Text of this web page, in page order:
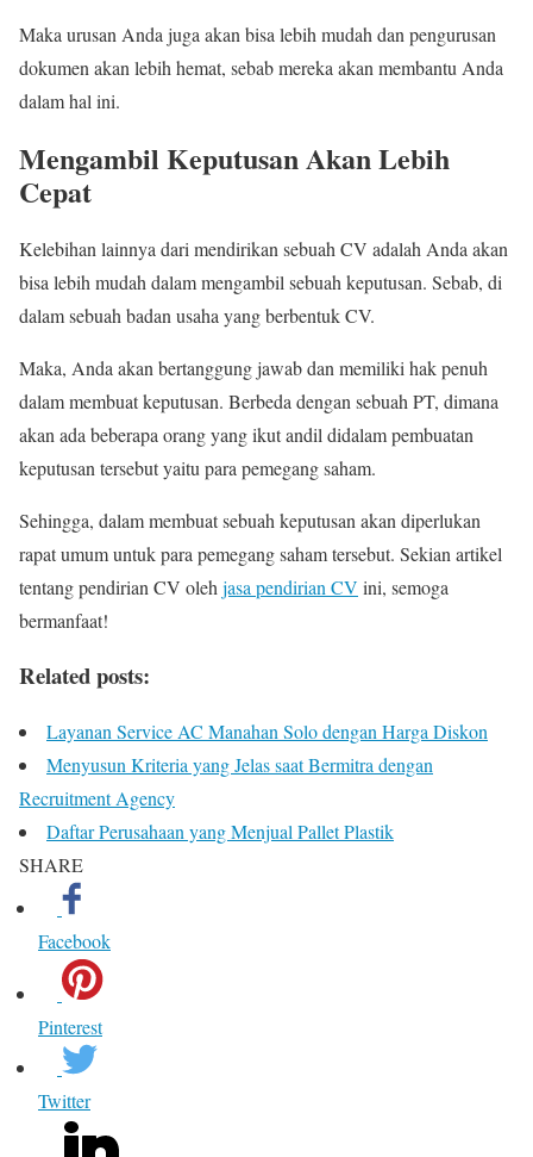
Maka urusan Anda juga akan bisa lebih mudah dan pengurusan
dokumen akan lebih hemat, sebab mereka akan membantu Anda
dalam hal ini.
Mengambil Keputusan Akan Lebih
Cepat
Kelebihan lainnya dari mendirikan sebuah CV adalah Anda akan
bisa lebih mudah dalam mengambil sebuah keputusan. Sebab, di
dalam sebuah badan usaha yang berbentuk CV.
Maka, Anda akan bertanggung jawab dan memiliki hak penuh
dalam membuat keputusan. Berbeda dengan sebuah PT, dimana
akan ada beberapa orang yang ikut andil didalam pembuatan
keputusan tersebut yaitu para pemegang saham.
Sehingga, dalam membuat sebuah keputusan akan diperlukan
rapat umum untuk para pemegang saham tersebut. Sekian artikel
tentang pendirian CV oleh jasa pendirian CV ini, semoga
bermanfaat!
Related posts:
Layanan Service AC Manahan Solo dengan Harga Diskon
Menyusun Kriteria yang Jelas saat Bermitra dengan
Recruitment Agency
Daftar Perusahaan yang Menjual Pallet Plastik
SHARE
Facebook
Pinterest
Twitter